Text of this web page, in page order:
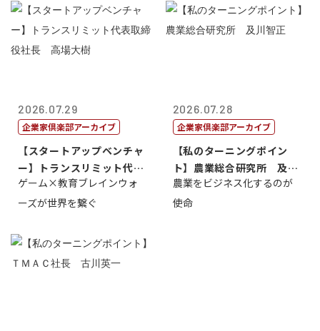
2026.07.29
企業家倶楽部アーカイブ
【スタートアップベンチャ
ー】トランスリミット代表
取締役社長 ...
ゲーム×教育ブレインウォ
ーズが世界を繋ぐ
2026.07.28
企業家倶楽部アーカイブ
【私のターニングポイン
ト】農業総合研究所 及川
智正
農業をビジネス化するのが
使命